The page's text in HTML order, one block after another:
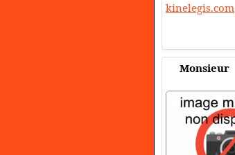
kinelegis.com
Monsieur